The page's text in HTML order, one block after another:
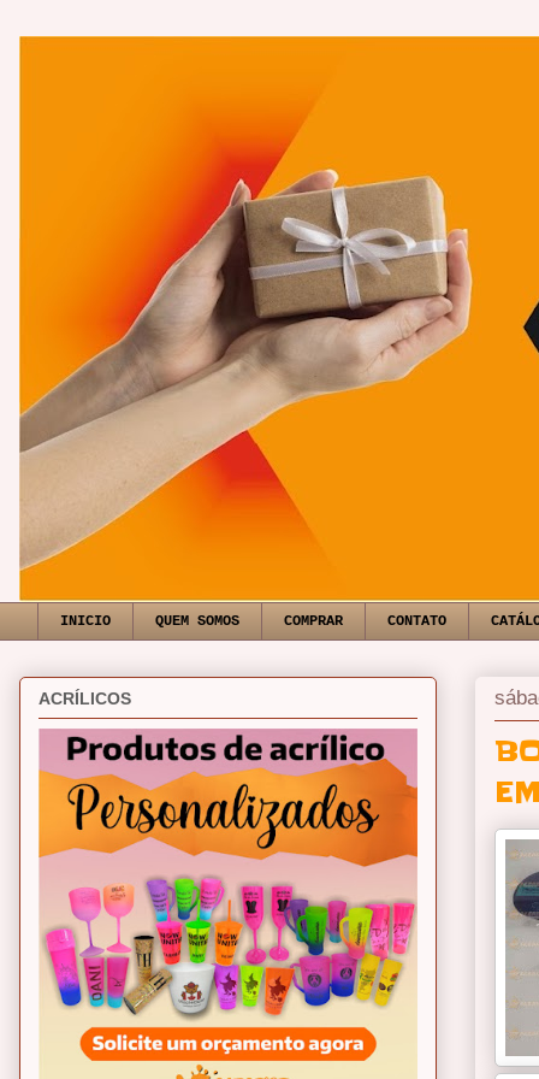
INICIO QUEM SOMOS COMPRAR CONTATO
ACRÍLICOS